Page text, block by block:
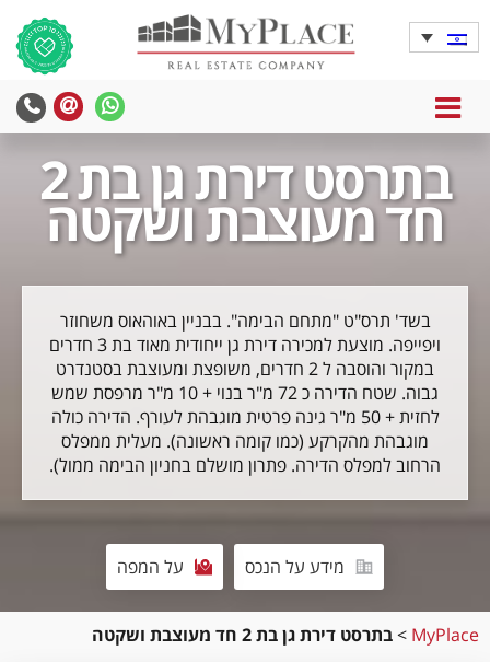
MENU
בתרסט דירת גן בת 2
חד מעוצבת ושקטה
בשד' תרס"ט "מתחם הבימה". בבניין באוהאוס משחוזר
ויפייפה. מוצעת למכירה דירת גן ייחודית מאוד בת 3 חדרים
במקור והוסבה ל 2 חדרים, משופצת ומעוצבת בסטנדרט
גבוה. שטח הדירה כ 72 מ"ר בנוי + 10 מ"ר מרפסת שמש
לחזית + 50 מ"ר גינה פרטית מוגבהת לעורף. הדירה כולה
מוגבהת מהקרקע (כמו קומה ראשונה). מעלית ממפלס
הרחוב למפלס הדירה. פתרון מושלם בחניון הבימה ממול).
מידע על הנכס על המפה
MyPlace
>בתרסט דירת גן בת 2 חד מעוצבת ושקטה